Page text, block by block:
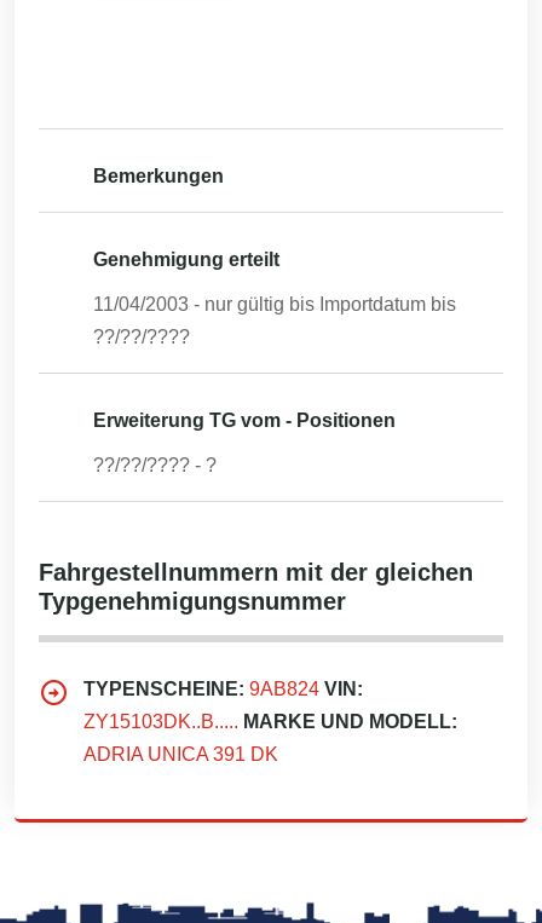
Bemerkungen
Genehmigung erteilt
11/04/2003 - nur gültig bis Importdatum bis
??/??/????
Erweiterung TG vom - Positionen
??/??/???? - ?
Fahrgestellnummern mit der gleichen
Typgenehmigungsnummer
TYPENSCHEINE: 9AB824 VIN:
ZY15103DK..B..... MARKE UND MODELL:
ADRIA UNICA 391 DK